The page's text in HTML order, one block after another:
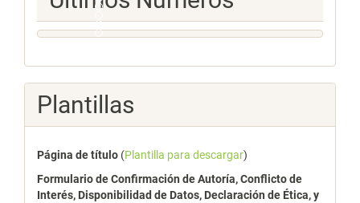
Numeros
Plantillas
Página de título (Plantilla para descargar)
Formulario de Confirmación de Autoría, Conflicto de
Interés, Disponibilidad de Datos, Declaración de Ética, y